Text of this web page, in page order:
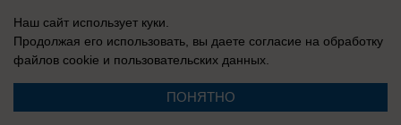
Наш сайт использует куки.
Продолжая его использовать, вы даете согласие на обработку
файлов cookie и пользовательских данных.
ПОНЯТНО